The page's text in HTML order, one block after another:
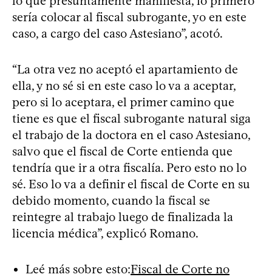
sería colocar al fiscal subrogante, yo en este
caso, a cargo del caso Astesiano”, acotó.
“La otra vez no aceptó el apartamiento de
ella, y no sé si en este caso lo va a aceptar,
pero si lo aceptara, el primer camino que
tiene es que el fiscal subrogante natural siga
el trabajo de la doctora en el caso Astesiano,
salvo que el fiscal de Corte entienda que
tendría que ir a otra fiscalía. Pero esto no lo
sé. Eso lo va a definir el fiscal de Corte en su
debido momento, cuando la fiscal se
reintegre al trabajo luego de finalizada la
licencia médica”, explicó Romano.
Leé más sobre esto:Fiscal de Corte no